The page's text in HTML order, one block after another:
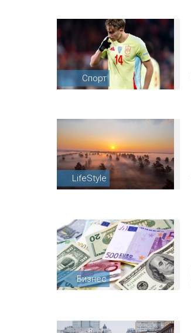
Спорт
LifeStyle
Бизнес